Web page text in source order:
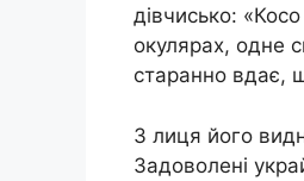
дівчисько:
окулярах, одне
старанно вдає,
З лиця його
Задоволені